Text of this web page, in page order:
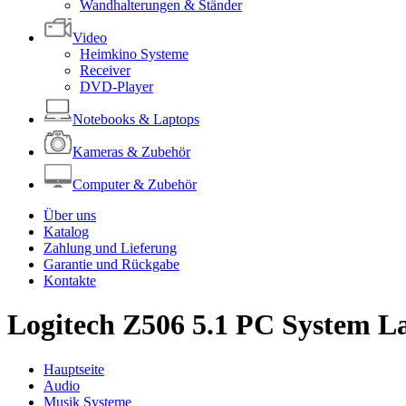
Wandhalterungen & Ständer
Video
Heimkino Systeme
Receiver
DVD-Player
Notebooks & Laptops
Kameras & Zubehör
Computer & Zubehör
Über uns
Katalog
Zahlung und Lieferung
Garantie und Rückgabe
Kontakte
Logitech Z506 5.1 PC System
Hauptseite
Audio
Musik Systeme